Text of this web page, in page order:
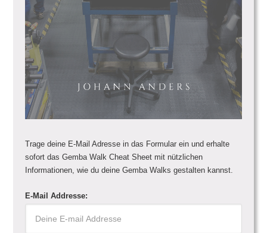
Trage deine E-Mail Adresse in das Formular ein und erhalte
sofort das Gemba Walk Cheat Sheet mit nützlichen
Informationen, wie du deine Gemba Walks gestalten kannst.
E-Mail Addresse: